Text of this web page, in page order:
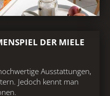
DER MIELE
Ausstattungen,
Jedoch kennt man